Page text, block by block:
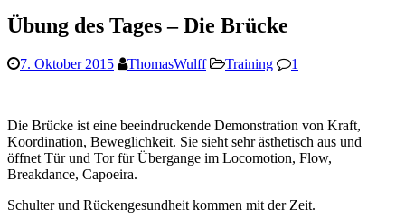
Übung des Tages – Die Brücke
7. Oktober 2015 ThomasWulff Training 1
Die Brücke ist eine beeindruckende Demonstration von Kraft,
Koordination, Beweglichkeit. Sie sieht sehr ästhetisch aus und
öffnet Tür und Tor für Übergange im Locomotion, Flow,
Breakdance, Capoeira.
Schulter und Rückengesundheit kommen mit der Zeit.